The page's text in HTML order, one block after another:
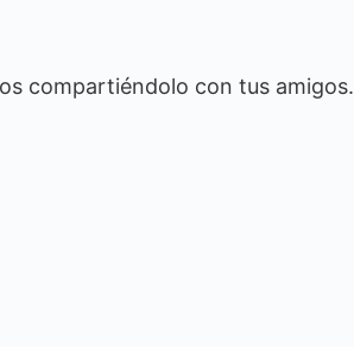
compartiéndolo con tus amigos.